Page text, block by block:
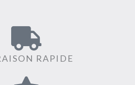
RAPIDE